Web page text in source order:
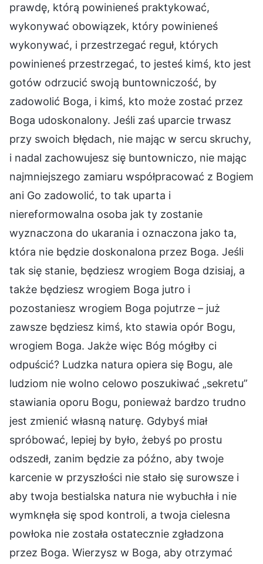
prawdę, którą powinieneś praktykować,
wykonywać obowiązek, który powinieneś
wykonywać, i przestrzegać reguł, których
powinieneś przestrzegać, to jesteś kimś, kto jest
gotów odrzucić swoją buntowniczość, by
zadowolić Boga, i kimś, kto może zostać przez
Boga udoskonalony. Jeśli zaś uparcie trwasz
przy swoich błędach, nie mając w sercu skruchy,
i nadal zachowujesz się buntowniczo, nie mając
najmniejszego zamiaru współpracować z Bogiem
ani Go zadowolić, to tak uparta i
niereformowalna osoba jak ty zostanie
wyznaczona do ukarania i oznaczona jako ta,
która nie będzie doskonalona przez Boga. Jeśli
tak się stanie, będziesz wrogiem Boga dzisiaj, a
także będziesz wrogiem Boga jutro i
pozostaniesz wrogiem Boga pojutrze – już
zawsze będziesz kimś, kto stawia opór Bogu,
wrogiem Boga. Jakże więc Bóg mógłby ci
odpuścić? Ludzka natura opiera się Bogu, ale
ludziom nie wolno celowo poszukiwać „sekretu”
stawiania oporu Bogu, ponieważ bardzo trudno
jest zmienić własną naturę. Gdybyś miał
spróbować, lepiej by było, żebyś po prostu
odszedł, zanim będzie za późno, aby twoje
karcenie w przyszłości nie stało się surowsze i
aby twoja bestialska natura nie wybuchła i nie
wymknęła się spod kontroli, a twoja cielesna
powłoka nie została ostatecznie zgładzona
przez Boga. Wierzysz w Boga, aby otrzymać